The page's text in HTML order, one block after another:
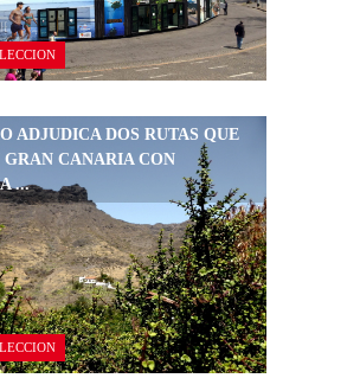
ADJUDICA DOS RUTAS QUE
GRAN CANARIA CON
...